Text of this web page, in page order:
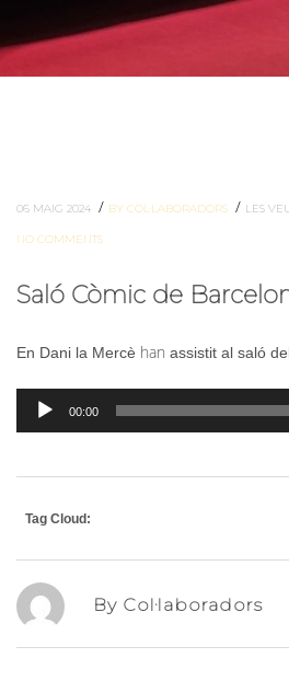
06 MAIG 2024 / BY COL·LABORADORS / LES
NO COMMENTS
Saló Còmic de
En Dani la Mercè han assistit al saló
Reproductor
d'àudio
00:00
Tag Cloud:
By Col·laboradors